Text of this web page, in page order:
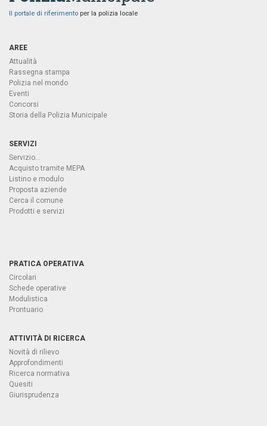
Il portale di riferimento per la polizia locale
AREE
Attualità
Rassegna stampa
Polizia nel mondo
Eventi
Concorsi
Storia della Polizia Municipale
SERVIZI
Servizio...
Acquisto tramite MEPA
Listino e modulo
Proposta aziende
Cerca il comune
Prodotti e servizi
PRATICA OPERATIVA
Circolari
Schede operative
Modulistica
Prontuario
ATTIVITÀ DI RICERCA
Novità di rilievo
Approfondimenti
Ricerca normativa
Quesiti
Giurisprudenza